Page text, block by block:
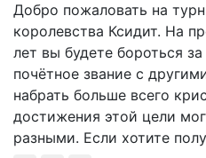
Добро пожаловать на
королевства Ксидит. На
лет вы будете бороться
почётное звание с
набрать больше всего
достижения этой цели
разными. Если хотите